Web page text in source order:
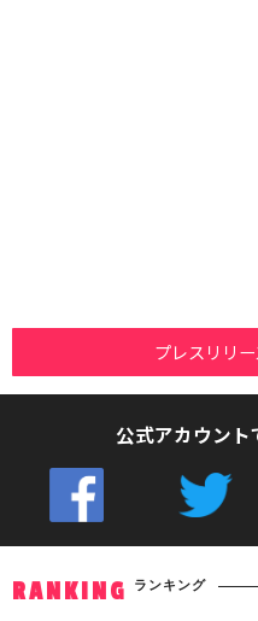
プレスリリ
公式アカウント
RANKING ランキング